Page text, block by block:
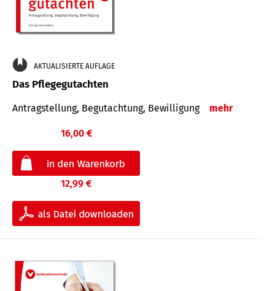
AKTUALISIERTE AUFLAGE
Das Pflegegutachten
Antragstellung, Begutachtung, Bewilligung mehr
16,00 €
12,99 €